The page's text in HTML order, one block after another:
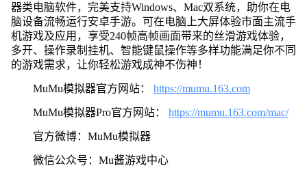
器类电脑软件，完美支持Windows、Mac双系统，助你在电
脑设备流畅运行安卓手游。可在电脑上大屏体验市面主流手
机游戏及应用，享受240帧高帧画面带来的丝滑游戏体验，
多开、操作录制挂机、智能键鼠操作等多样功能满足你不同
的游戏需求，让你轻松游戏成神不伤神！
MuMu模拟器官方网站： https://mumu.163.com
MuMu模拟器Pro官方网站： https://mumu.163.com/mac/
官方微博：MuMu模拟器
微信公众号：Mu酱游戏中心